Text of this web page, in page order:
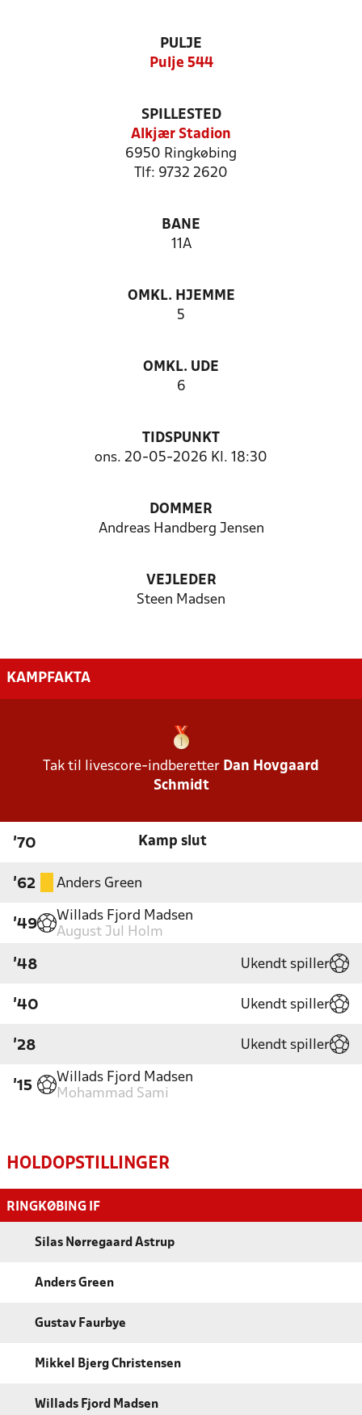
PULJE
Pulje 544
SPILLESTED
Alkjær Stadion
6950 Ringkøbing
Tlf: 9732 2620
BANE
11A
OMKL. HJEMME
5
OMKL. UDE
6
TIDSPUNKT
ons. 20-05-2026 Kl. 18:30
DOMMER
Andreas Handberg Jensen
VEJLEDER
Steen Madsen
KAMPFAKTA
Tak til livescore-indberetter Dan Hovgaard
Schmidt
'70 Kamp slut
'62 Anders Green
'49
Willads Fjord Madsen
August Jul Holm
'48 Ukendt spiller
'40 Ukendt spiller
'28 Ukendt spiller
'15
Willads Fjord Madsen
Mohammad Sami
HOLDOPSTILLINGER
RINGKØBING IF
Silas Nørregaard Astrup
Anders Green
Gustav Faurbye
Mikkel Bjerg Christensen
Willads Fjord Madsen